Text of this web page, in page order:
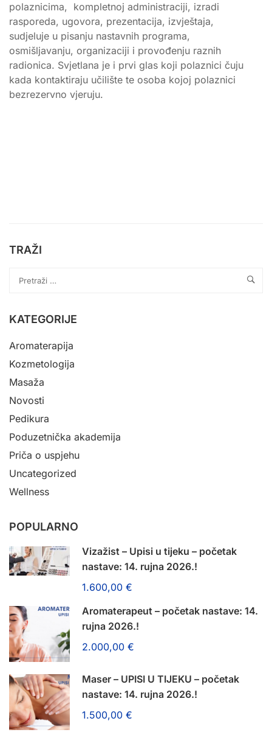
polaznicima, kompletnoj administraciji, izradi
rasporeda, ugovora, prezentacija, izvještaja,
sudjeluje u pisanju nastavnih programa,
osmišljavanju, organizaciji i provođenju raznih
radionica. Svjetlana je i prvi glas koji polaznici čuju
kada kontaktiraju učilište te osoba kojoj polaznici
bezrezervno vjeruju.
TRAŽI
KATEGORIJE
Aromaterapija
Kozmetologija
Masaža
Novosti
Pedikura
Poduzetnička akademija
Priča o uspjehu
Uncategorized
Wellness
POPULARNO
Vizažist – Upisi u tijeku – početak
nastave: 14. rujna 2026.!
1.600,00 €
Aromaterapeut – početak nastave: 14.
rujna 2026.!
2.000,00 €
Maser – UPISI U TIJEKU – početak
nastave: 14. rujna 2026.!
1.500,00 €